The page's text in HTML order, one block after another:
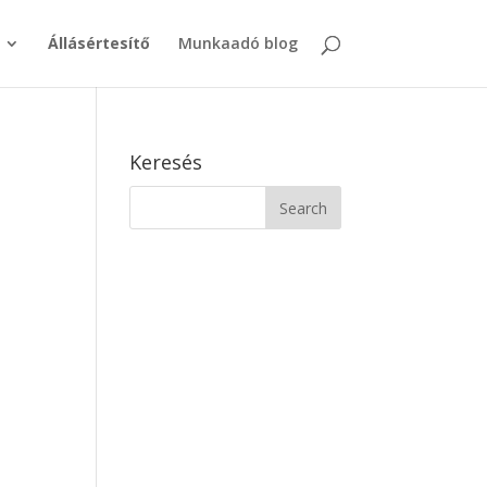
Állásértesítő Munkaadó blog
Keresés